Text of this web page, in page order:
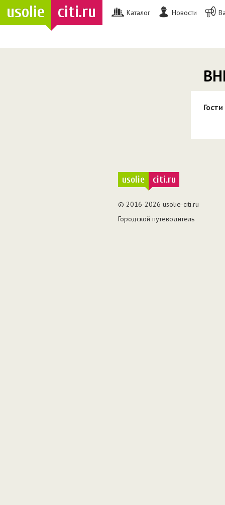
usolie citi.ru Каталог Новости
Гости
usolie citi.ru
© 2016-2026 usolie-citi.ru
Городской путеводитель